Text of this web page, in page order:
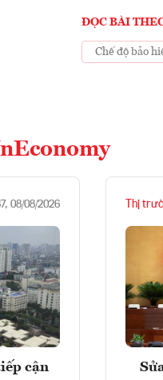
ĐỌC BÀI
Chế độ bảo
08/08/2026
cận
Thị